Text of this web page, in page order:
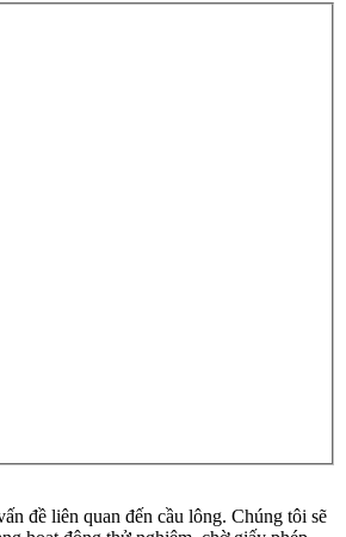
đề liên quan đến cầu lông. Chúng tôi sẽ